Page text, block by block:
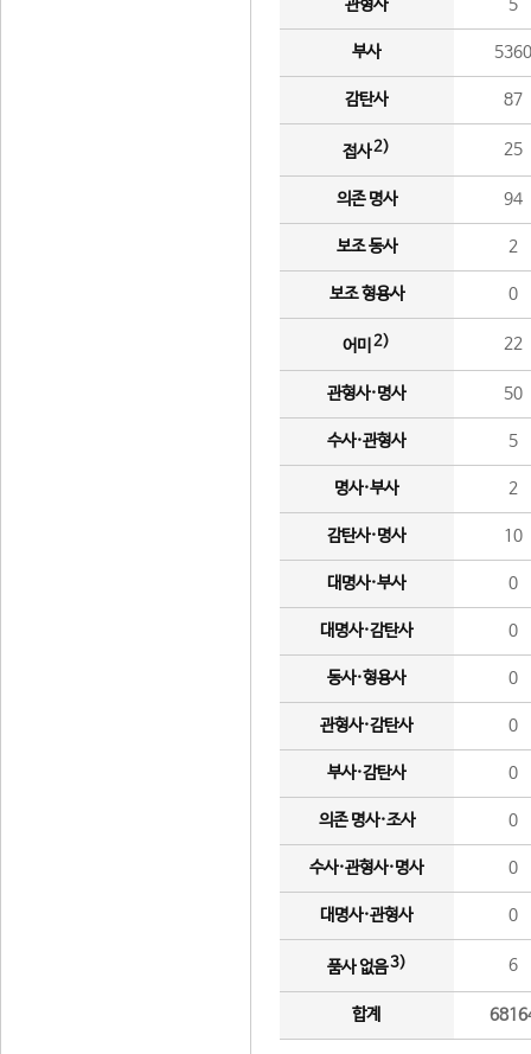
관형사 5
부사 5360
감탄사 87
접사2) 25
의존 명사 94
보조 동사 2
보조 형용사 0
어미 2) 22
관형사·명사 50
수사·관형사 5
명사·부사 2
감탄사·명사 10
대명사·부사 0
대명사·감탄사 0
동사·형용사 0
관형사·감탄사 0
부사·감탄사 0
의존 명사·조사 0
수사·관형사·명사 0
대명사·관형사 0
품사 없음3) 6
합계